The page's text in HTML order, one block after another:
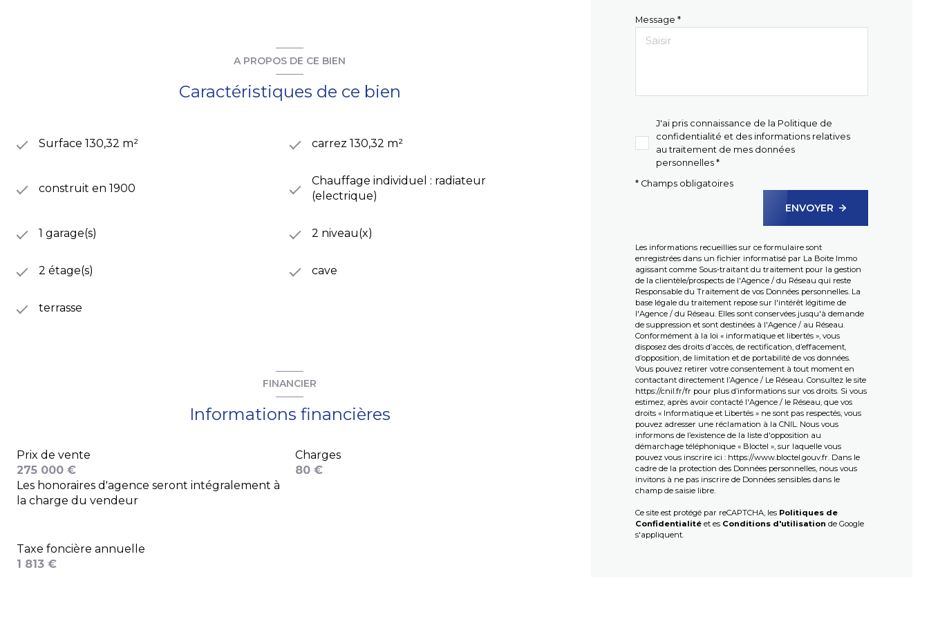
A PROPOS DE CE BIEN
Caractéristiques de ce bien
Surface 130,32 m² carrez 130,32 m²
construit en 1900
Chauffage individuel : radiateur
(electrique)
1 garage(s) 2 niveau(x)
2 étage(s) cave
terrasse
FINANCIER
Informations financières
Prix de vente
275 000 €
Les honoraires d'agence seront intégralement à
la charge du vendeur
Charges
80 €
Taxe foncière annuelle
1 813 €
Message *
J'ai pris connaissance de la Politique de
confidentialité et des informations relatives
au traitement de mes données
personnelles *
* Champs obligatoires
ENVOYER
Les informations recueillies sur ce formulaire sont
enregistrées dans un fichier informatisé par La Boite Immo
agissant comme Sous-traitant du traitement pour la gestion
de la clientèle/prospects de l'Agence / du Réseau qui reste
Responsable du Traitement de vos Données personnelles. La
base légale du traitement repose sur l'intérêt légitime de
l'Agence / du Réseau. Elles sont conservées jusqu'à demande
de suppression et sont destinées à l'Agence / au Réseau.
Conformément à la loi « informatique et libertés », vous
disposez des droits d’accès, de rectification, d’effacement,
d’opposition, de limitation et de portabilité de vos données.
Vous pouvez retirer votre consentement à tout moment en
contactant directement l’Agence / Le Réseau. Consultez le site
https://cnil.fr/fr pour plus d’informations sur vos droits. Si vous
estimez, après avoir contacté l'Agence / le Réseau, que vos
droits « Informatique et Libertés » ne sont pas respectés, vous
pouvez adresser une réclamation à la CNIL. Nous vous
informons de l’existence de la liste d'opposition au
démarchage téléphonique « Bloctel », sur laquelle vous
pouvez vous inscrire ici : https://www.bloctel.gouv.fr . Dans le
cadre de la protection des Données personnelles, nous vous
invitons à ne pas inscrire de Données sensibles dans le
champ de saisie libre.
Ce site est protégé par reCAPTCHA, les Politiques de
Confidentialitéet es Conditions d'utilisation de Google
s'appliquent.